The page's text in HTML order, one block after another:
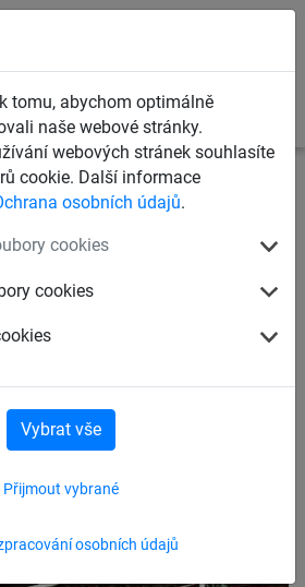
tomu, abychom optimálně
naše webové stránky.
webových stránek souhlasíte
cookie. Další informace
osobních údajů.
cookies
cookies
osobních údajů
Přijmout vybrané
Vybrat vše
ostatní sporty
Sítě na kolové
pro kolové pólo